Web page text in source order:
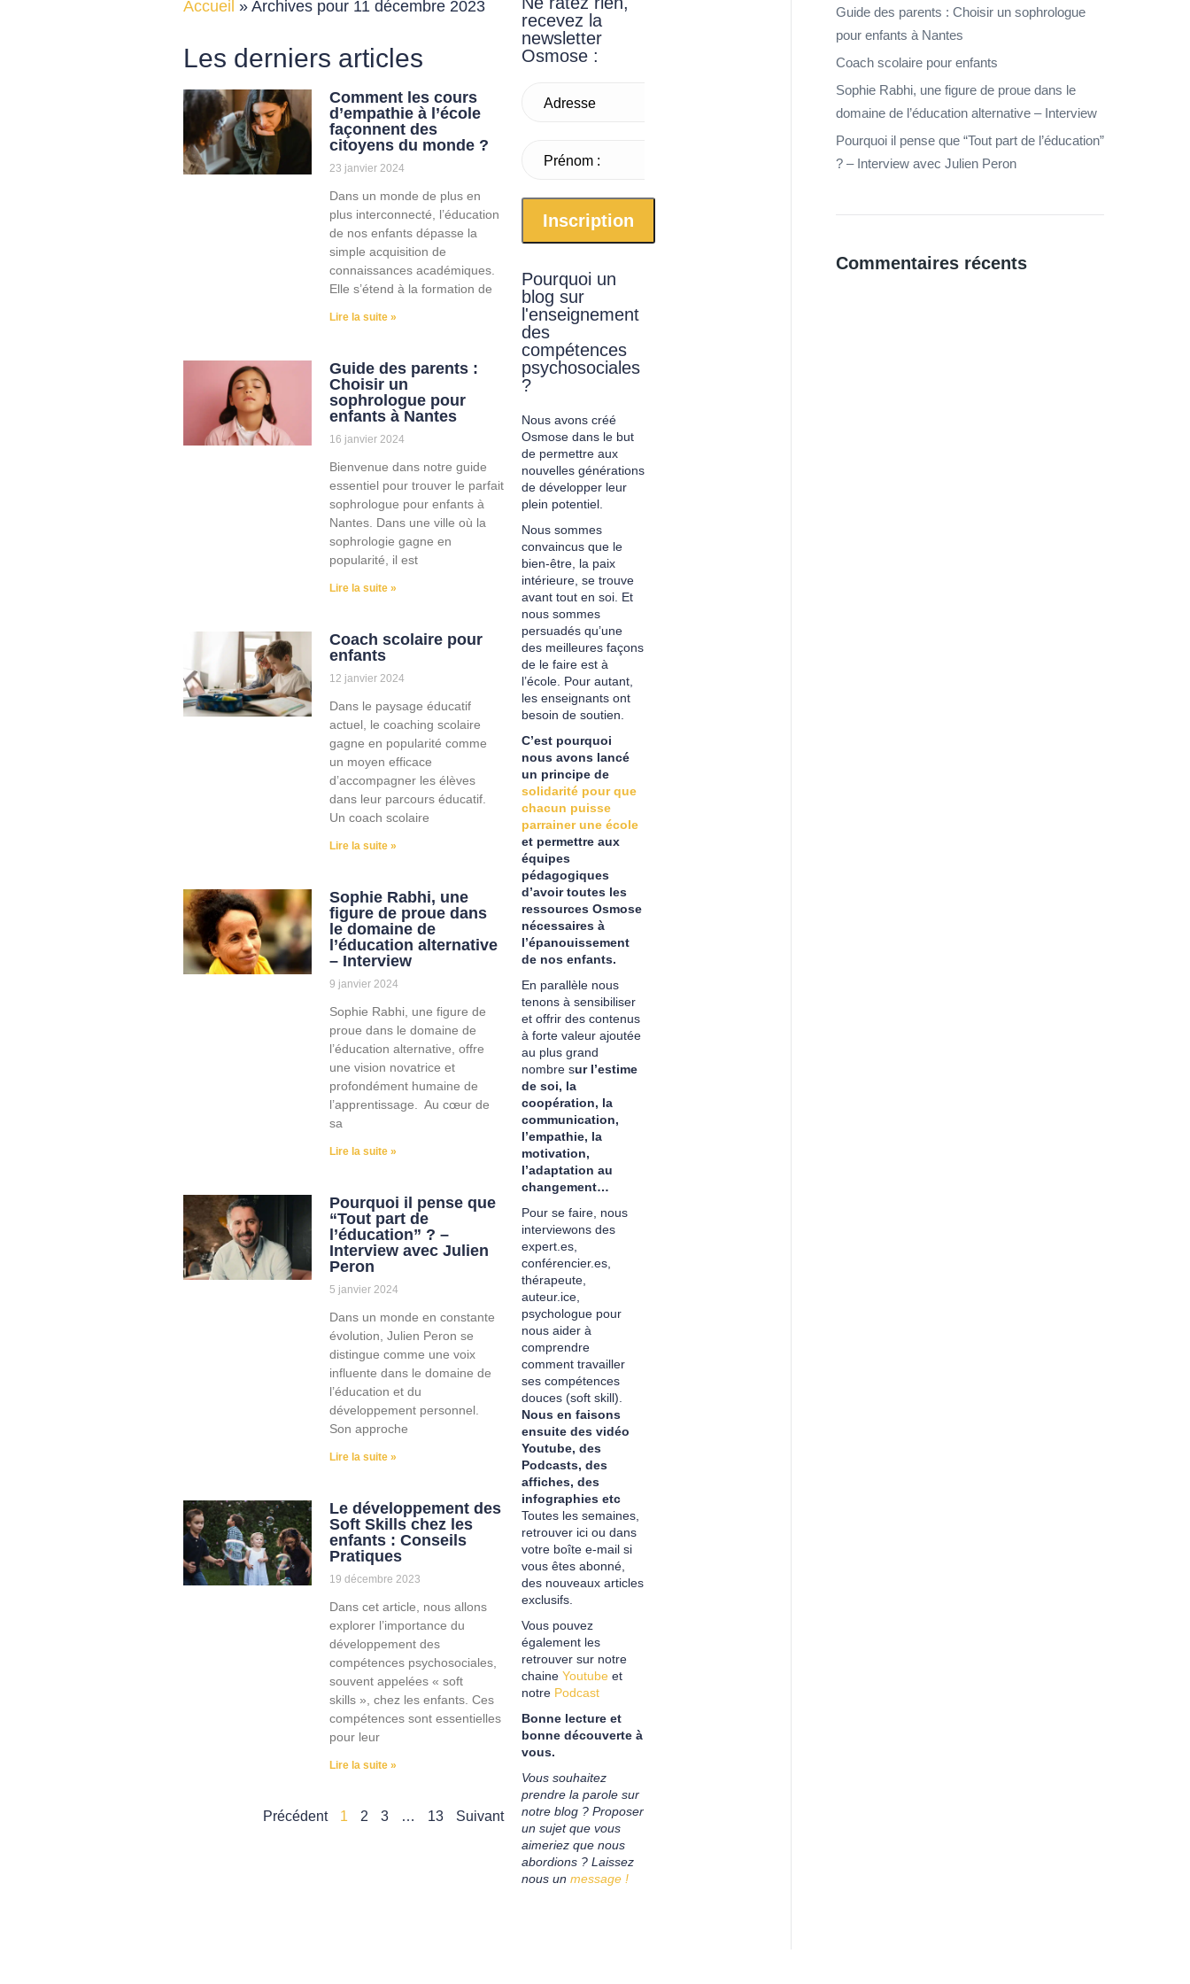
Accueil » Archives pour 11 décembre 2023
Les derniers articles
Comment les cours
d’empathie à l’école
façonnent des
citoyens du monde ?
23 janvier 2024
Dans un monde de plus en
plus interconnecté, l’éducation
de nos enfants dépasse la
simple acquisition de
connaissances académiques.
Elle s’étend à la formation de
Lire la suite »
Guide des parents :
Choisir un
sophrologue pour
enfants à Nantes
16 janvier 2024
Bienvenue dans notre guide
essentiel pour trouver le parfait
sophrologue pour enfants à
Nantes. Dans une ville où la
sophrologie gagne en
popularité, il est
Lire la suite »
Coach scolaire pour
enfants
12 janvier 2024
Dans le paysage éducatif
actuel, le coaching scolaire
gagne en popularité comme
un moyen efficace
d’accompagner les élèves
dans leur parcours éducatif.
Un coach scolaire
Lire la suite »
Sophie Rabhi, une
figure de proue dans
le domaine de
l’éducation alternative
– Interview
9 janvier 2024
Sophie Rabhi, une figure de
proue dans le domaine de
l’éducation alternative, offre
une vision novatrice et
profondément humaine de
l’apprentissage. Au cœur de
sa
Lire la suite »
Pourquoi il pense que
“Tout part de
l’éducation” ? –
Interview avec Julien
Peron
5 janvier 2024
Dans un monde en constante
évolution, Julien Peron se
distingue comme une voix
influente dans le domaine de
l’éducation et du
développement personnel.
Son approche
Lire la suite »
Le développement des
Soft Skills chez les
enfants : Conseils
Pratiques
19 décembre 2023
Dans cet article, nous allons
explorer l’importance du
développement des
compétences psychosociales,
souvent appelées « soft
skills », chez les enfants. Ces
compétences sont essentielles
pour leur
Lire la suite »
Précédent 1 2 3 … 13 Suivant
recevez la
newsletter
Osmose :
Adresse
Prénom :
Pourquoi un
blog sur
l'enseignement
des
compétences
psychosociales
?
Nous avons créé
Osmose dans le but
de permettre aux
nouvelles générations
de développer leur
plein potentiel.
Nous sommes
convaincus que le
bien-être, la paix
intérieure, se trouve
avant tout en soi. Et
nous sommes
persuadés qu’une
des meilleures façons
de le faire est à
l’école. Pour autant,
les enseignants ont
besoin de soutien.
C’est pourquoi
nous avons lancé
un principe de
solidarité pour que
chacun puisse
parrainer une école
et permettre aux
équipes
pédagogiques
d’avoir toutes les
ressources Osmose
nécessaires à
l’épanouissement
de nos enfants.
En parallèle nous
tenons à sensibiliser
et offrir des contenus
à forte valeur ajoutée
au plus grand
nombre sur l’estime
de soi, la
coopération, la
communication,
l’empathie, la
motivation,
l’adaptation au
changement…
Pour se faire, nous
interviewons des
expert.es,
conférencier.es,
thérapeute,
auteur.ice,
psychologue pour
nous aider à
comprendre
comment travailler
ses compétences
douces (soft skill).
Nous en faisons
ensuite des vidéo
Youtube, des
Podcasts, des
affiches, des
infographies etc
Toutes les semaines,
retrouver ici ou dans
votre boîte e-mail si
vous êtes abonné,
des nouveaux articles
exclusifs.
Vous pouvez
également les
retrouver sur notre
chaineYoutube et
notre Podcast
Bonne lecture et
bonne découverte à
vous.
Vous souhaitez
prendre la parole sur
notre blog ? Proposer
un sujet que vous
aimeriez que nous
abordions ?Laissez
nous unmessage !
Guide des parents : Choisir un sophrologue
pour enfants à Nantes
Coach scolaire pour enfants
Sophie Rabhi, une figure de proue dans le
domaine de l’éducation alternative – Interview
Pourquoi il pense que “Tout part de l’éducation”
? – Interview avec Julien Peron
Commentaires récents